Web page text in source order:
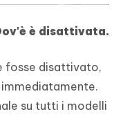
è disattivata.
fosse disattivato,
immediatamente.
su tutti i modelli